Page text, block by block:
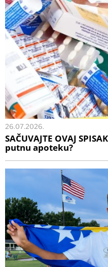
26.07.2026.
SAČUVAJTE OVAJ
putnu apoteku?